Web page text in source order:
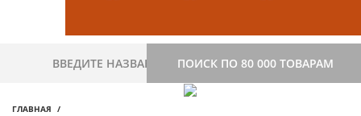
ПОИСК ПО 80 000 ТОВАРАМ
ГЛАВНАЯ